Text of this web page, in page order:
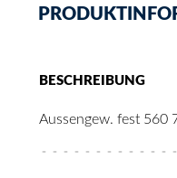
BESCHREIBUNG
Aussengew. fest 560